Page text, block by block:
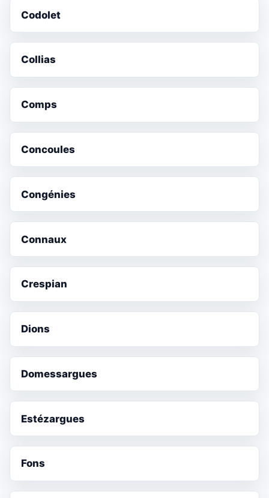
Codolet
Collias
Comps
Concoules
Congénies
Connaux
Crespian
Dions
Domessargues
Estézargues
Fons